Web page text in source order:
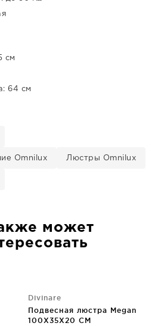
см
64 см
Omnilux Люстры Omnilux
может
Divinare
Подвесная люстра Megan
100X35X20 CM